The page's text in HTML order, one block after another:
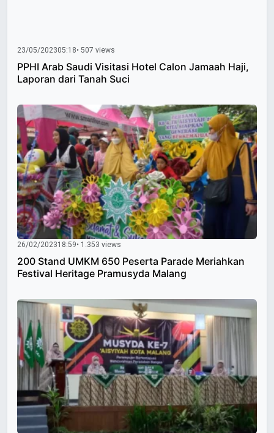
23/05/202305:18• 507 views
PPHI Arab Saudi Visitasi Hotel Calon Jamaah Haji,
Laporan dari Tanah Suci
26/02/202318:59• 1.353 views
200 Stand UMKM 650 Peserta Parade Meriahkan
Festival Heritage Pramusyda Malang